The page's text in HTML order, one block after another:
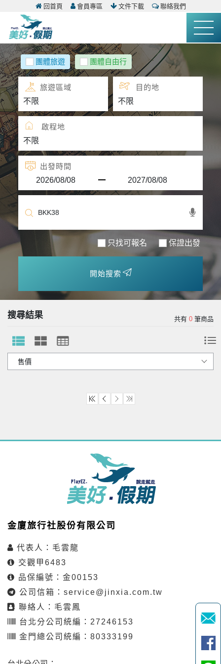
回首頁 會員專區 文件下載 聯絡我們
團體旅遊 團體自由行
旅遊區域 目的地
啟程地
出發時間
只找可報名 保證出發
開始搜索
搜尋結果 共有 0 筆商品
金廈旅行社股份有限公司
代表人：毛雲龍
交觀甲6483
品保編號：金00153
公司信箱： service@jinxia.com.tw
聯絡人：毛雲鳳
台北分公司統編：27246153
金門總公司統編：80333199